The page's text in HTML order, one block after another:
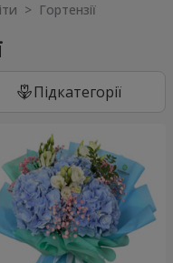
> Гортензії
Підкатегорії